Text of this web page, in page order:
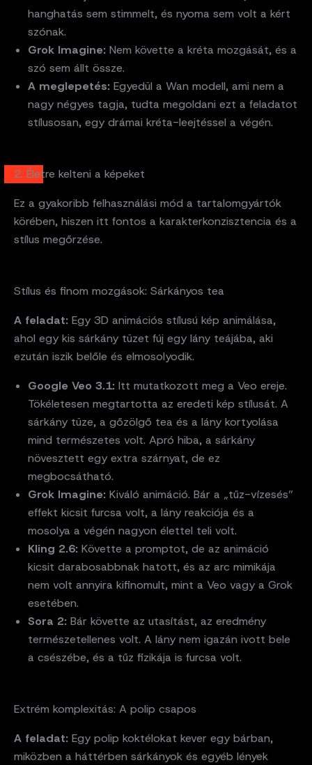
hanghatás sem stimmelt, és nyoma sem volt a kért
szónak.
Grok Imagine: Nem követte a kréta mozgását, és a
szó sem állt össze.
A meglepetés: Egyedül a Wan modell, ami nem a
nagy négyes tagja, tudta megoldani ezt a feladatot
stílusosan, egy drámai kréta-leejtéssel a végén.
2. Életre kelteni a képeket
Ez a gyakoribb felhasználási mód a tartalomgyártók
körében, hiszen itt fontos a karakterkonzisztencia és a
stílus megőrzése.
Stílus és finom mozgások: Sárkányos tea
A feladat: Egy 3D animációs stílusú kép animálása,
ahol egy kis sárkány tüzet fúj egy lány teájába, aki
ezután iszik belőle és elmosolyodik.
Google Veo 3.1: Itt mutatkozott meg a Veo ereje.
Tökéletesen megtartotta az eredeti kép stílusát. A
sárkány tüze, a gőzölgő tea és a lány kortyolása
mind természetes volt. Apró hiba, a sárkány
növesztett egy extra szárnyat, de ez
megbocsátható.
Grok Imagine: Kiváló animáció. Bár a „tűz-vízesés”
effekt kicsit furcsa volt, a lány reakciója és a
mosolya a végén nagyon élettel teli volt.
Kling 2.6: Követte a promptot, de az animáció
kicsit darabosabbnak hatott, és az arc mimikája
nem volt annyira kifinomult, mint a Veo vagy a Grok
esetében.
Sora 2: Bár követte az utasítást, az eredmény
természetellenes volt. A lány nem igazán ivott bele
a csészébe, és a tűz fizikája is furcsa volt.
Extrém komplexitás: A polip csapos
A feladat: Egy polip koktélokat kever egy bárban,
miközben a háttérben sárkányok és egyéb lények